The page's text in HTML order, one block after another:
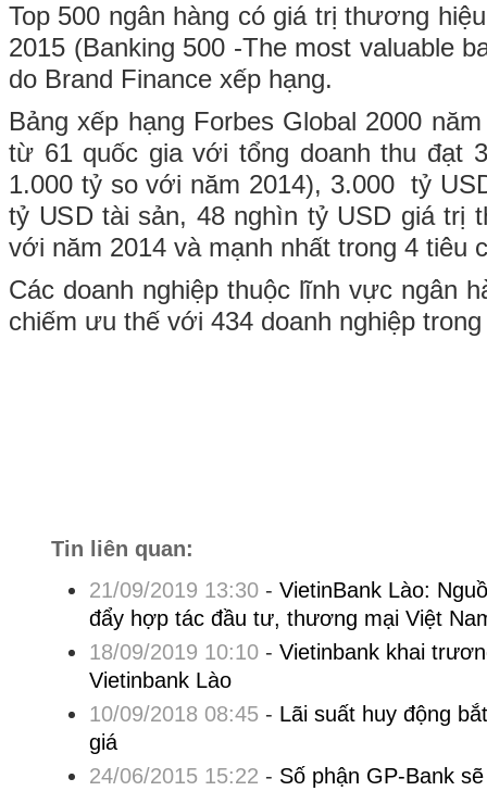
Top 500 ngân hàng có giá trị thương
2015 (Banking 500 -The most valuable
do Brand Finance xếp hạng.
Bảng xếp hạng Forbes Global 2000
từ 61 quốc gia với tổng doanh thu đạt
1.000 tỷ so với năm 2014), 3.000 tỷ
tỷ USD tài sản, 48 nghìn tỷ USD giá trị
với năm 2014 và mạnh nhất trong 4 tiêu
Các doanh nghiệp thuộc lĩnh vực ngân
chiếm ưu thế với 434 doanh nghiệp
Tin liên quan:
21/09/2019 13:30- VietinBank Lào:
đẩy hợp tác đầu tư, thương mại Việt
18/09/2019 10:10- Vietinbank khai
Vietinbank Lào
10/09/2018 08:45- Lãi suất huy động
giá
24/06/2015 15:22 - Số phận GP-Bank